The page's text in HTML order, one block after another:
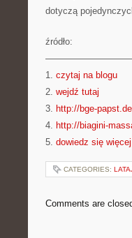
dotyczą
źródło:
1. czytaj na blogu
2. wejdź tutaj
3. http://bge-papst.de
4. http://biagini-
5. dowiedz się więcej
CATEGORIES:
Comments are